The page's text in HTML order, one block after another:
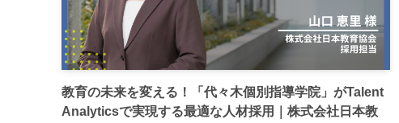
教育の未来を変える！「代々木個別指導学院」がTalent
Analyticsで実現する最適な人材採用｜株式会社日本教